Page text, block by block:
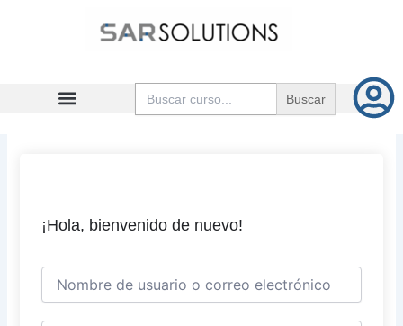
Buscar:
¡Hola, bienvenido de nuevo!